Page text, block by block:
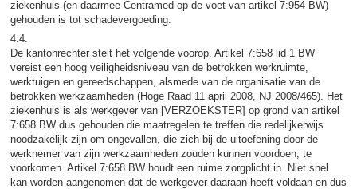
ziekenhuis (en daarmee Centramed op de voet van artikel 7:954 BW)
gehouden is tot schadevergoeding.
4.4.
De kantonrechter stelt het volgende voorop. Artikel 7:658 lid 1 BW
vereist een hoog veiligheidsniveau van de betrokken werkruimte,
werktuigen en gereedschappen, alsmede van de organisatie van de
betrokken werkzaamheden (Hoge Raad 11 april 2008, NJ 2008/465). Het
ziekenhuis is als werkgever van [VERZOEKSTER] op grond van artikel
7:658 BW dus gehouden die maatregelen te treffen die redelijkerwijs
noodzakelijk zijn om ongevallen, die zich bij de uitoefening door de
werknemer van zijn werkzaamheden zouden kunnen voordoen, te
voorkomen. Artikel 7:658 BW houdt een ruime zorgplicht in. Niet snel
kan worden aangenomen dat de werkgever daaraan heeft voldaan en dus